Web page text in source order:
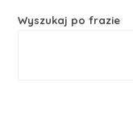
Wyszukaj po frazie